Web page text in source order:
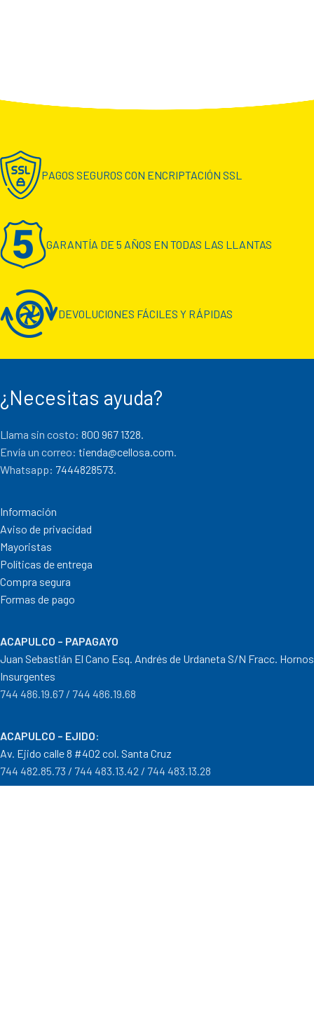
PAGOS SEGUROS CON ENCRIPTACIÓN SSL
GARANTÍA DE 5 AÑOS EN TODAS LAS LLANTAS
DEVOLUCIONES FÁCILES Y RÁPIDAS
¿Necesitas ayuda?
Llama sin costo: 800 967 1328.
Envía un correo: tienda@cellosa.com.
Whatsapp: 7444828573.
Información
Aviso de privacidad
Mayoristas
Políticas de entrega
Compra segura
Formas de pago
ACAPULCO – PAPAGAYO
Juan Sebastián El Cano Esq. Andrés de Urdaneta S/N Fracc. Hornos
Insurgentes
744 486.19.67 / 744 486.19.68
ACAPULCO – EJIDO:
Av. Ejido calle 8 #402 col. Santa Cruz
744 482.85.73 / 744 483.13.42 / 744 483.13.28